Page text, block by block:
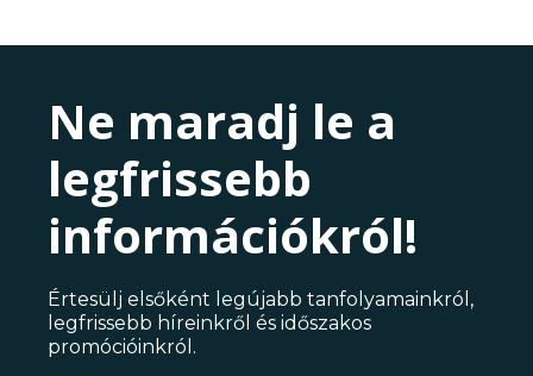
Ne maradj le a
legfrissebb
információkról!
Értesülj elsőként legújabb tanfolyamainkról,
legfrissebb híreinkről és időszakos
promócióinkról.